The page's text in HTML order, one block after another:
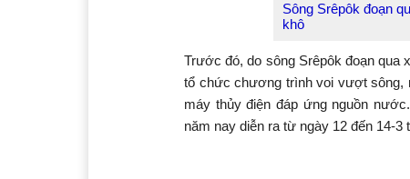
Sông Srêpôk đoạn
khô
Trước đó, do sông Srêpôk đoạn qua
tổ chức chương trình voi vượt sông,
máy thủy điện đáp ứng nguồn
năm nay diễn ra từ ngày 12 đến 14-